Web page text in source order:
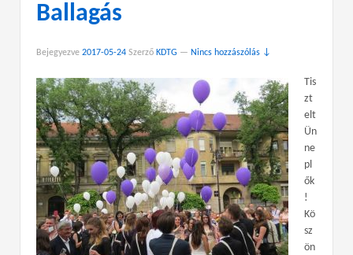
Ballagás
Bejegyezve 2017-05-24 Szerző KDTG — Nincs hozzászólás ↓
Tis
zt
elt
Ün
ne
pl
ők
!
Kö
sz
ön